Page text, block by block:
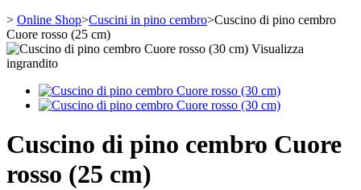
> Online Shop>Cuscini in pino cembro>Cuscino di pino cembro
Cuore rosso (25 cm)
Visualizza
ingrandito
Cuscino di pino cembro Cuore
rosso (25 cm)